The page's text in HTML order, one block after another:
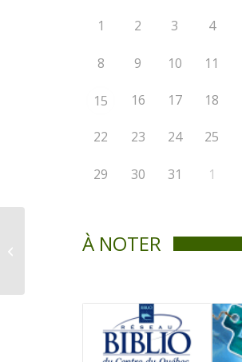
1 2 3 4
8 9 10 11
15 16 17 18
22 23 24 25
29 30 31 1
À NOTER
un village et un village